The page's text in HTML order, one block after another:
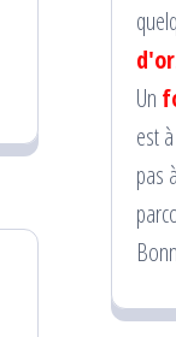
d'or
Un
est
pas